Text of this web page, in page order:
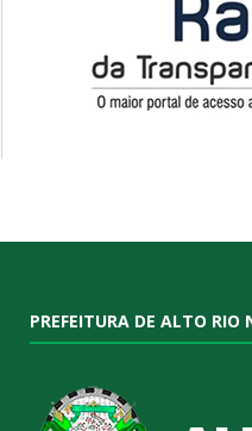
PREFEITURA DE ALTO RIO